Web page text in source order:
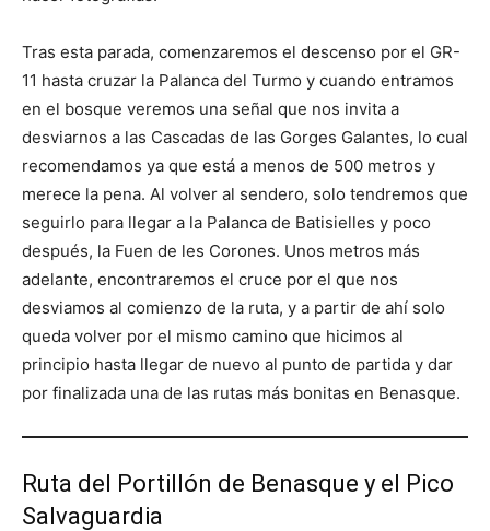
Tras esta parada, comenzaremos el descenso por el GR-
11 hasta cruzar la Palanca del Turmo y cuando entramos
en el bosque veremos una señal que nos invita a
desviarnos a las Cascadas de las Gorges Galantes, lo cual
recomendamos ya que está a menos de 500 metros y
merece la pena. Al volver al sendero, solo tendremos que
seguirlo para llegar a la Palanca de Batisielles y poco
después, la Fuen de les Corones. Unos metros más
adelante, encontraremos el cruce por el que nos
desviamos al comienzo de la ruta, y a partir de ahí solo
queda volver por el mismo camino que hicimos al
principio hasta llegar de nuevo al punto de partida y dar
por finalizada una de las rutas más bonitas en Benasque.
Ruta del Portillón de Benasque y el Pico
Salvaguardia